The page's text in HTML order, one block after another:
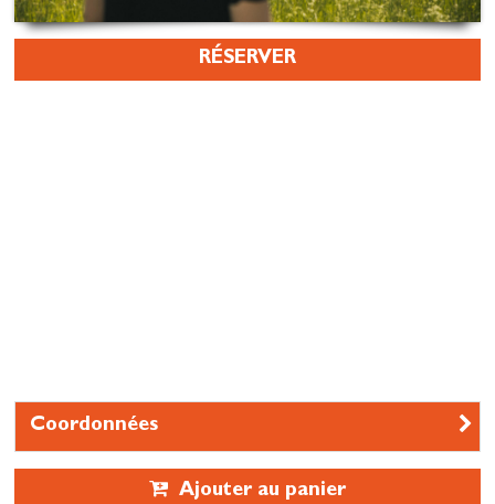
RÉSERVER
Coordonnées
Ajouter au panier